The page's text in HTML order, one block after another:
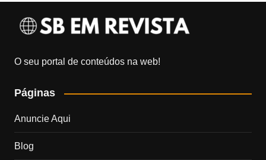
O seu portal de conteúdos na web!
Páginas
Anuncie Aqui
Blog